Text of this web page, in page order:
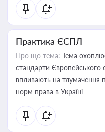
Практика ЄСПЛ
Про що тема: Тема
стандарти Європейського
впливають на тлумачення
норм права в Україні